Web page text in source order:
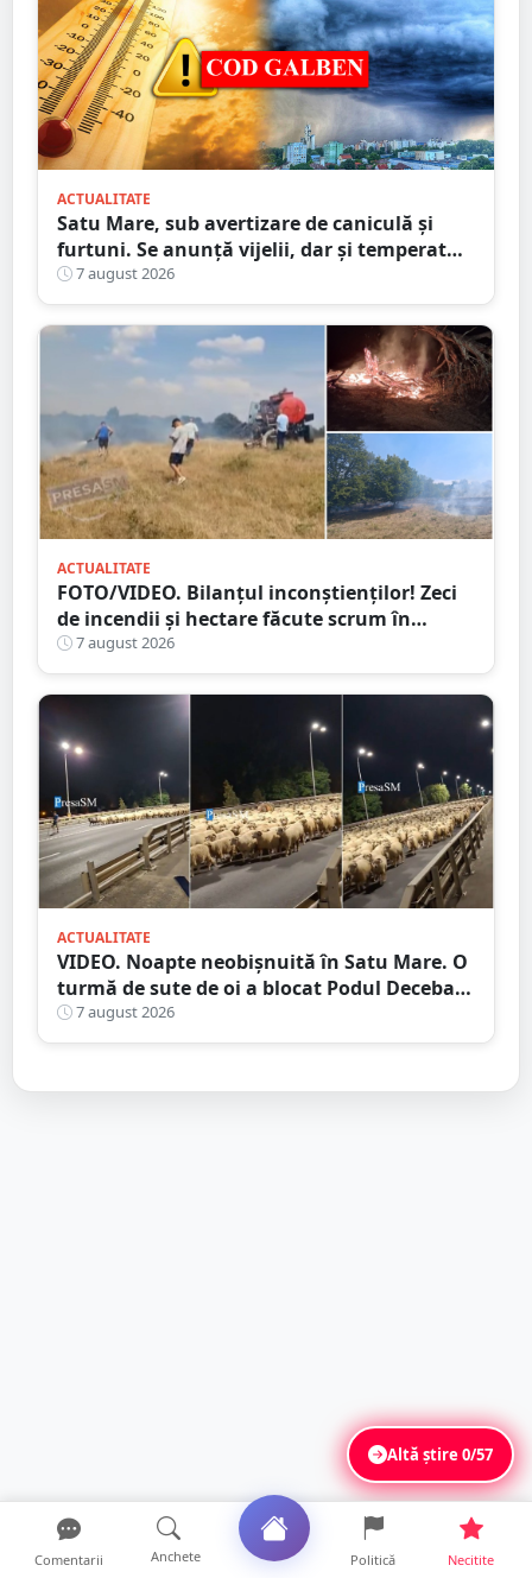
ACTUALITATE
Satu Mare, sub avertizare de caniculă și
furtuni. Se anunță vijelii, dar și temperaturi
ridicate. Avertizarea ANM
7 august 2026
ACTUALITATE
FOTO/VIDEO. Bilanțul inconștienților! Zeci
de incendii și hectare făcute scrum în
județul Satu Mare
7 august 2026
ACTUALITATE
VIDEO. Noapte neobișnuită în Satu Mare. O
turmă de sute de oi a blocat Podul Decebal.
Gest de apreciat al ciobanului
7 august 2026
Altă știre0/57
Comentarii Anchete Politică Necitite